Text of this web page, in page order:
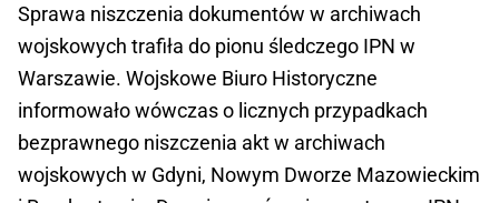
Sprawa niszczenia dokumentów w archiwach
wojskowych trafiła do pionu śledczego IPN w
Warszawie. Wojskowe Biuro Historyczne
informowało wówczas o licznych przypadkach
bezprawnego niszczenia akt w archiwach
wojskowych w Gdyni, Nowym Dworze Mazowieckim